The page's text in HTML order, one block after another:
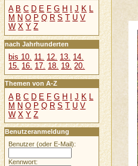
A B C D E F G H J K L
M N O P Q R S T U V
W X Y Z
nach Jahrhunderten
bis 10. 11. 12. 13. 14.
15. 16. 17. 18. 19. 20.
Themen von A-Z
A B C D E F G H I J K L
M N O P Q R S T U V
W X Y Z
Benutzeranmeldung
Benutzer (oder E-Mail):
Kennwort: